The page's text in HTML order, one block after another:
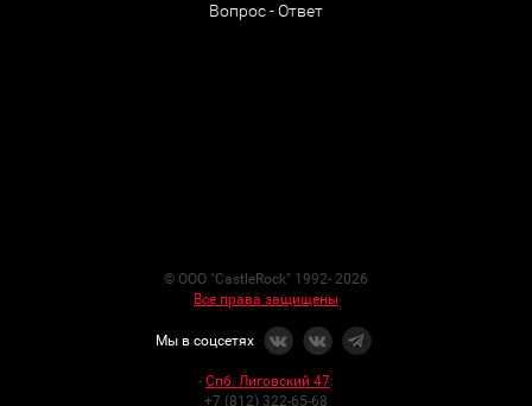
Вопрос - Ответ
© ООО "CastleRock" 1992- 2026
Все права защищены
Мы в соцсетях
- Спб. Лиговский 47:
+7 (812) 322-65-68